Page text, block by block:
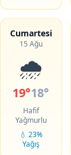
Cumartesi
15 Ağu
🌧️
19°18°
Hafif
Yağmurlu
💧 23%
Yağış